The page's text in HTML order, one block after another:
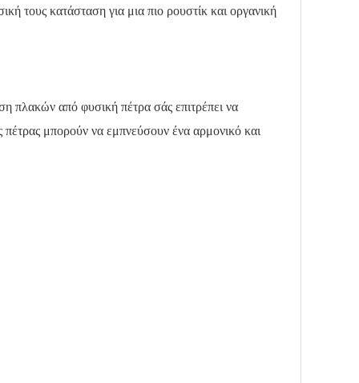
τους κατάσταση για μια πιο ρουστίκ και οργανική
πλακών από φυσική πέτρα σάς επιτρέπει να
μπορούν να εμπνεύσουν ένα αρμονικό και